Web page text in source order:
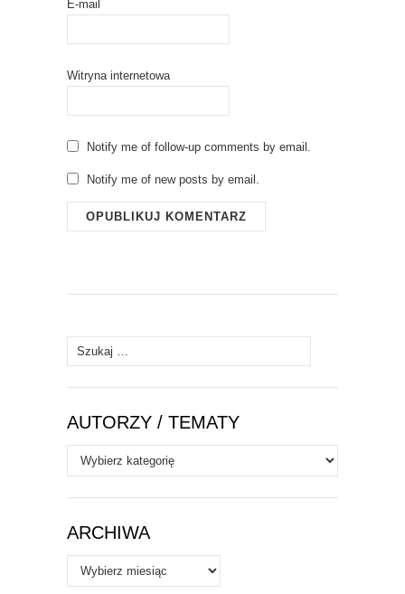
E-mail
Witryna internetowa
Notify me of follow-up comments by email.
Notify me of new posts by email.
Szukaj:
AUTORZY / TEMATY
Autorzy
/
Tematy
ARCHIWA
Archiwa